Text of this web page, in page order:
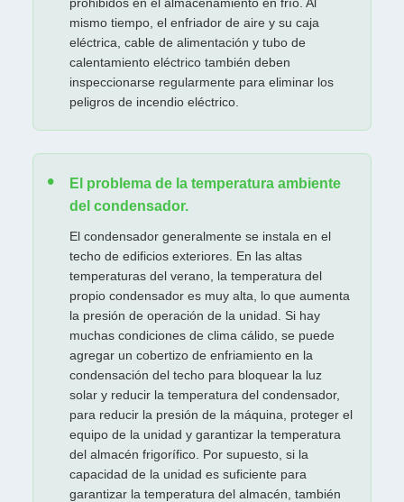
Deja un mensaje
¡Te llamaremos pronto!
mismo tiempo, el enfriador de aire y su caja
eléctrica, cable de alimentación y tubo de
calentamiento eléctrico también deben
inspeccionarse regularmente para eliminar los
peligros de incendio eléctrico.
El problema de la temperatura ambiente
del condensador.
El condensador generalmente se instala en el
techo de edificios exteriores. En las altas
temperaturas del verano, la temperatura del
propio condensador es muy alta, lo que aumenta
la presión de operación de la unidad. Si hay
muchas condiciones de clima cálido, se puede
agregar un cobertizo de enfriamiento en la
condensación del techo para bloquear la luz
solar y reducir la temperatura del condensador,
para reducir la presión de la máquina, proteger el
equipo de la unidad y garantizar la temperatura
del almacén frigorífico. Por supuesto, si la
capacidad de la unidad es suficiente para
garantizar la temperatura del almacén, también